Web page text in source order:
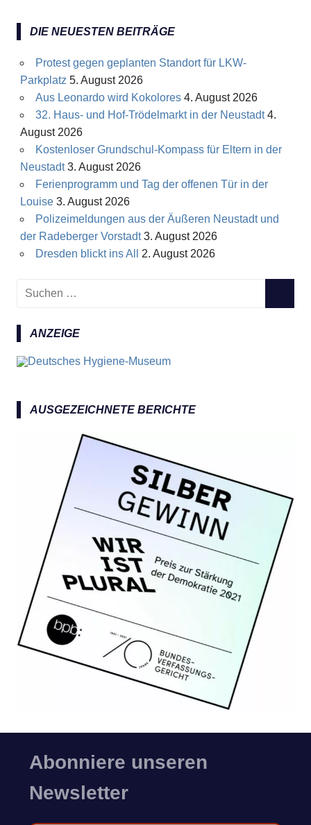
DIE NEUESTEN BEITRÄGE
Protest gegen geplanten Standort für LKW-
Parkplatz 5. August 2026
Aus Leonardo wird Kokolores 4. August 2026
32. Haus- und Hof-Trödelmarkt in der Neustadt 4.
August 2026
Kostenloser Grundschul-Kompass für Eltern in der
Neustadt 3. August 2026
Ferienprogramm und Tag der offenen Tür in der
Louise 3. August 2026
Polizeimeldungen aus der Äußeren Neustadt und
der Radeberger Vorstadt 3. August 2026
Dresden blickt ins All
2. August 2026
c
h
e
ANZEIGE
AUSGEZEICHNETE BERICHTE
Abonniere unseren
Newsletter